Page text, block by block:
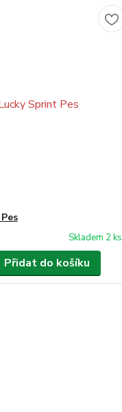
Skladem 2 ks
Přidat do košíku